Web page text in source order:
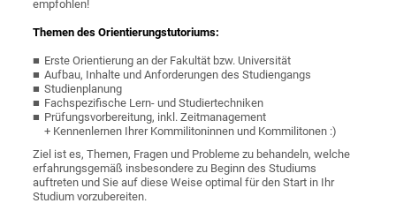
empfohlen!
Themen des Orientierungstutoriums:
Erste Orientierung an der Fakultät bzw. Universität
Aufbau, Inhalte und Anforderungen des Studiengangs
Studienplanung
Fachspezifische Lern- und Studiertechniken
Prüfungsvorbereitung, inkl. Zeitmanagement
+ Kennenlernen Ihrer Kommilitoninnen und Kommilitonen :)
Ziel ist es, Themen, Fragen und Probleme zu behandeln, welche
erfahrungsgemäß insbesondere zu Beginn des Studiums
auftreten und Sie auf diese Weise optimal für den Start in Ihr
Studium vorzubereiten.